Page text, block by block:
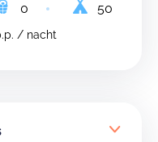
0
50
/ nacht